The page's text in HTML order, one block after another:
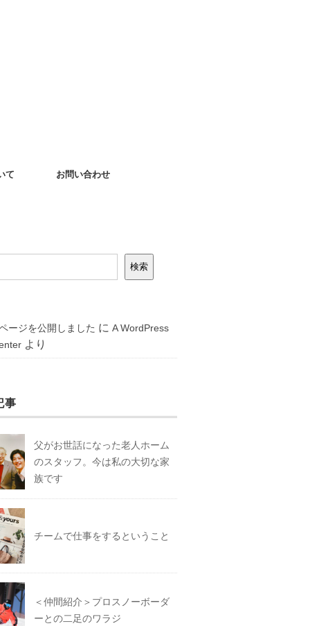
て お問い合わせ
検索
ージを公開しました にA WordPress
より
事
父がお世話になった老人ホーム
のスタッフ。今は私の大切な家
族です
チームで仕事をするということ
＜仲間紹介＞プロスノーボーダ
ーとの二足のワラジ